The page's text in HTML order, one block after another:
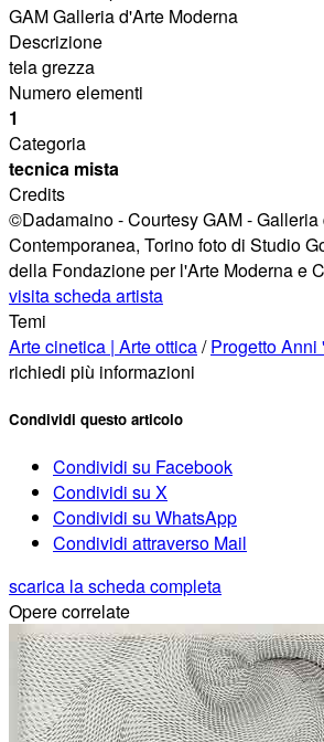
GAM Galleria d'Arte Moderna
Descrizione
tela grezza
Numero elementi
1
Categoria
tecnica mista
Credits
©Dadamaino - Courtesy GAM -
Contemporanea, Torino foto di Studio
della Fondazione per l'Arte Moderna e
visita scheda artista
Temi
Arte cinetica | Arte ottica/Progetto Anni
richiedi più informazioni
Condividi questo articolo
Condividi su Facebook
Condividi su X
Condividi su WhatsApp
Condividi attraverso Mail
scarica la scheda completa
Opere correlate